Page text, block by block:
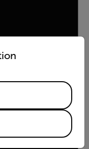
from the